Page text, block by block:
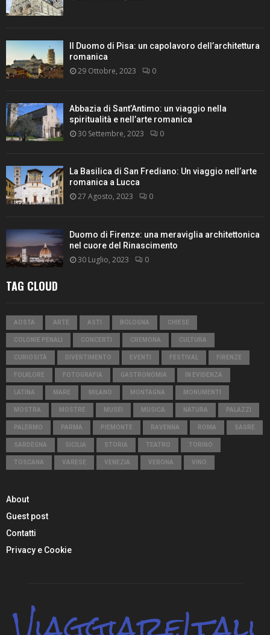
Il Duomo di Pisa: un capolavoro dell’architettura
romanica
29 Ottobre, 2023 0
Abbazia di Sant’Antimo: un viaggio nella
spiritualità e nell’arte romanica
30 Settembre, 2023 0
La Basilica di San Frediano: Un viaggio nell’arte
romanica a Lucca
27 Agosto, 2023 0
Duomo di Firenze: una meraviglia architettonica
nel cuore del Rinascimento
30 Luglio, 2023 0
TAG CLOUD
AOSTA ARTE ASTI BOLOGNA CHIESE
COLONIE PENALI CONCERTI CREMONA CULTURA
CURIOSITÀ DIVERTIMENTO EVENTI FESTIVAL FIRENZE
FOLKLORE FOTOGRAFIA GASTRONOMIA IN EVIDENZA
LATINA MARE MILANO MONTAGNA MONUMENTI
MOSTRA MOSTRE MUSEI MUSICA NATURA PALAZZI
PALERMO PARMA PIEMONTE RAVENNA ROMA SAGRE
SARDEGNA SICILIA STORIA TEATRO TORINO
TOSCANA VARESE VENEZIA VERONA VINO
About
Guest post
Contatti
Privacy e Cookie